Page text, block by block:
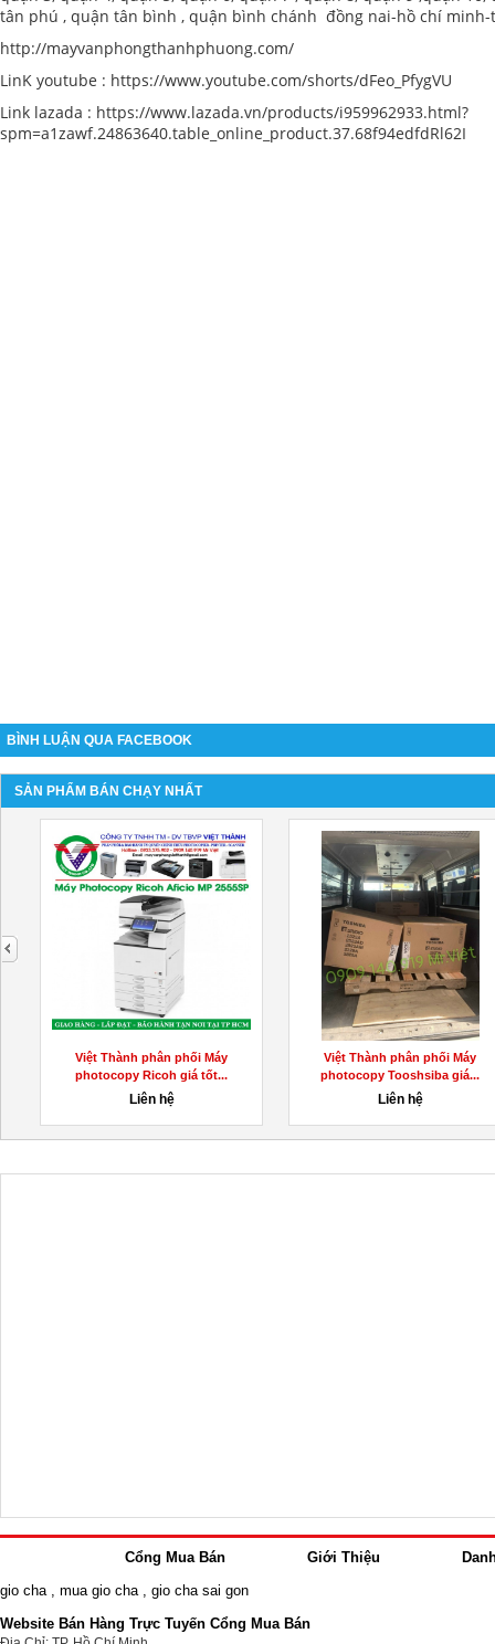
tân phú , quận tân bình , quận bình chánh đồng nai-hồ chí minh-
http://mayvanphongthanhphuong.com/
LinK youtube : https://www.youtube.com/shorts/dFeo_PfygVU
Link lazada : https://www.lazada.vn/products/i959962933.html?
spm=a1zawf.24863640.table_online_product.37.68f94edfdRl62I
BÌNH LUẬN QUA FACEBOOK
SẢN PHẨM BÁN CHẠY NHẤT
Việt Thành phân phối Máy
photocopy Ricoh giá tốt...
Liên hệ
Việt Thành phân phối Máy
photocopy Tooshsiba giá...
Liên hệ
Cổng Mua Bán Giới Thiệu
gio cha, mua gio cha, gio cha sai gon
Website Bán Hàng Trực Tuyến Cổng Mua Bán